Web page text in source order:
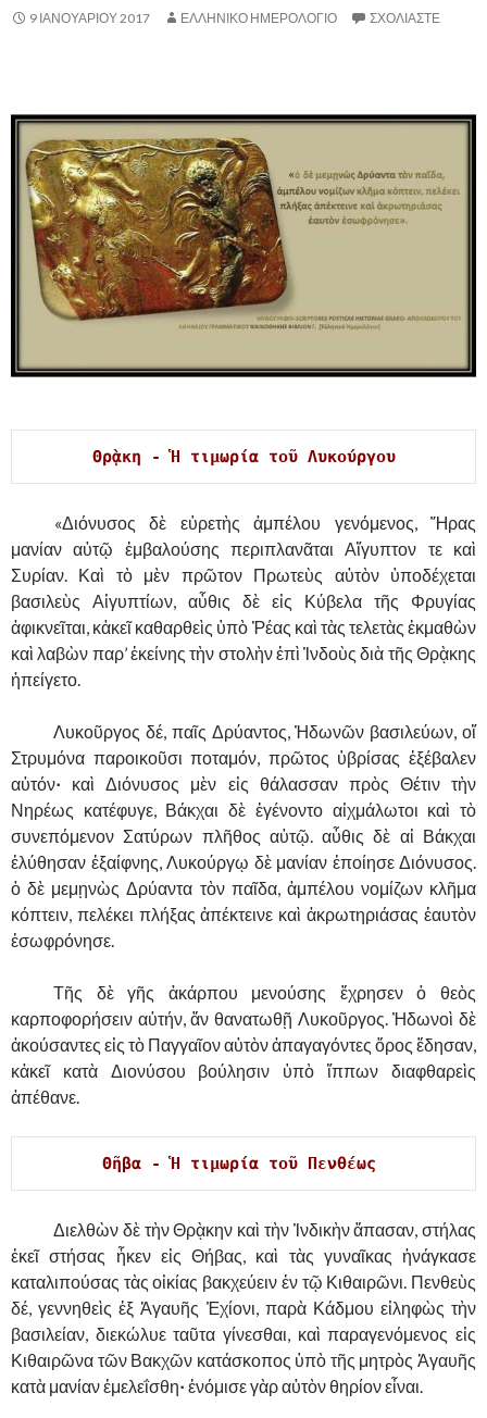
9 ΙΑΝΟΥΑΡΊΟΥ 2017 ΕΛΛΗΝΙΚΟ ΗΜΕΡΟΛΟΓΙΟ ΣΧΟΛΙΆΣΤΕ
Θρᾲκη - Ἡ τιμωρία τοῦ Λυκούργου
«Διόνυσος δὲ εὑρετὴς ἀμπέλου γενόμενος, Ἥρας
μανίαν αὐτῷ ἐμβαλούσης περιπλανᾶται Αἴγυπτον τε καὶ
Συρίαν. Καὶ τὸ μὲν πρῶτον Πρωτεὺς αὐτὸν ὑποδέχεται
βασιλεὺς Αἰγυπτίων, αὖθις δὲ εἰς Κύβελα τῆς Φρυγίας
ἀφικνεῖται, κἀκεῖ καθαρθεὶς ὑπὸ Ῥέας καὶ τὰς τελετὰς ἐκμαθὼν
καὶ λαβὼν παρ’ ἐκείνης τὴν στολὴν ἐπὶ Ἰνδοὺς διὰ τῆς Θρᾲκης
ἠπείγετο.
Λυκοῦργος δέ, παῖς Δρύαντος, Ἠδωνῶν βασιλεύων, οἵ
Στρυμόνα παροικοῦσι ποταμόν, πρῶτος ὑβρίσας ἐξέβαλεν
αὐτόν· καὶ Διόνυσος μὲν εἰς θάλασσαν πρὸς Θέτιν τὴν
Νηρέως κατέφυγε, Βάκχαι δὲ ἐγένοντο αἰχμάλωτοι καὶ τὸ
συνεπόμενον Σατύρων πλῆθος αὐτῷ. αὖθις δὲ αἱ Βάκχαι
ἐλύθησαν ἐξαίφνης, Λυκούργῳ δὲ μανίαν ἐποίησε Διόνυσος.
ὁ δὲ μεμῃνὼς Δρύαντα τὸν παῖδα, ἀμπέλου νομίζων κλῆμα
κόπτειν, πελέκει πλήξας ἀπέκτεινε καὶ ἀκρωτηριάσας ἑαυτὸν
ἐσωφρόνησε.
Τῆς δὲ γῆς ἀκάρπου μενούσης ἔχρησεν ὁ θεὸς
καρποφορήσειν αὐτήν, ἄν θανατωθῇ Λυκοῦργος. Ἠδωνοὶ δὲ
ἀκούσαντες εἰς τὸ Παγγαῖον αὐτὸν ἀπαγαγόντες ὄρος ἔδησαν,
κἀκεῖ κατὰ Διονύσου βούλησιν ὑπὸ ἵππων διαφθαρεὶς
ἀπέθανε.
Θῆβα - Ἡ τιμωρία τοῦ Πενθέως
Διελθὼν δὲ τὴν Θρᾲκην καὶ τὴν Ἰνδικὴν ἅπασαν, στήλας
ἐκεῖ στήσας ἧκεν εἰς Θήβας, καὶ τὰς γυναῖκας ἠνάγκασε
καταλιπούσας τὰς οἰκίας βακχεύειν ἐν τῷ Κιθαιρῶνι. Πενθεὺς
δέ, γεννηθεὶς ἐξ Ἀγαυῆς Ἐχίονι, παρὰ Κάδμου εἰληφὼς τὴν
βασιλείαν, διεκώλυε ταῦτα γίνεσθαι, καὶ παραγενόμενος εἰς
Κιθαιρῶνα τῶν Βακχῶν κατάσκοπος ὑπὸ τῆς μητρὸς Ἀγαυῆς
κατὰ μανίαν ἐμελεΐσθη· ἐνόμισε γὰρ αὐτὸν θηρίον εἶναι.